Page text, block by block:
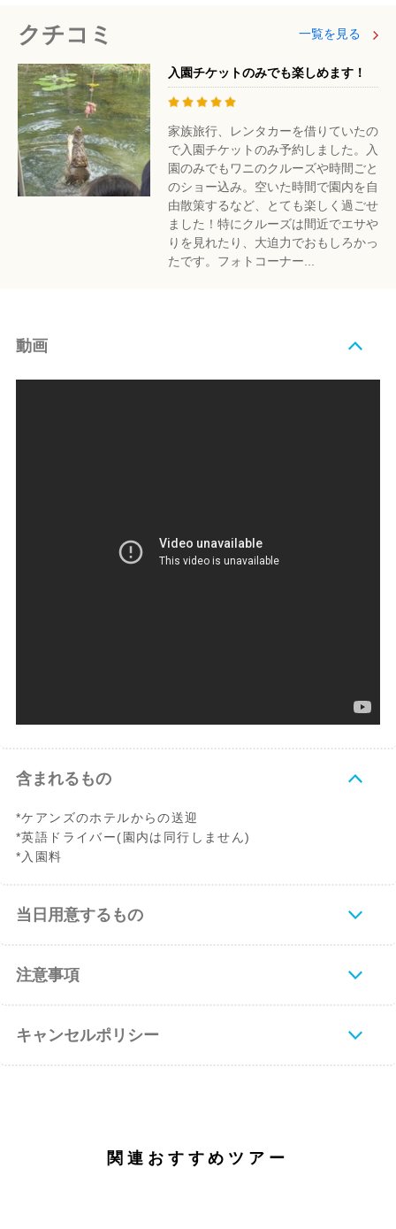
クチコミ 一覧を見る
入園チケットのみでも楽しめます！
家族旅行、レンタカーを借りていたの
で入園チケットのみ予約しました。入
園のみでもワニのクルーズや時間ごと
のショー込み。空いた時間で園内を自
由散策するなど、とても楽しく過ごせ
ました！特にクルーズは間近でエサや
りを見れたり、大迫力でおもしろかっ
たです。フォトコーナー...
動画
含まれるもの
*ケアンズのホテルからの送迎
*英語ドライバー(園内は同行しません)
*入園料
当日用意するもの
注意事項
キャンセルポリシー
関連おすすめツアー